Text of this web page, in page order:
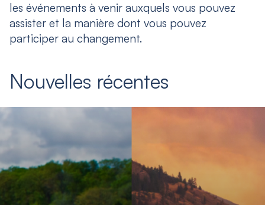
les événements à venir auxquels vous pouvez
assister et la manière dont vous pouvez
participer au changement.
Nouvelles récentes